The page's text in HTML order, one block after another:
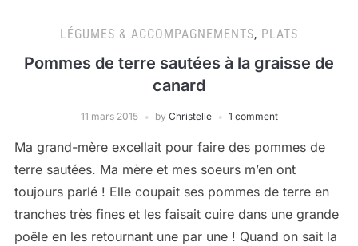
LÉGUMES & ACCOMPAGNEMENTS, PLATS
Pommes de terre sautées à la graisse de
canard
11 mars 2015 by Christelle 1 comment
Ma grand-mère excellait pour faire des pommes de
terre sautées. Ma mère et mes soeurs m’en ont
toujours parlé ! Elle coupait ses pommes de terre en
tranches très fines et les faisait cuire dans une grande
poêle en les retournant une par une ! Quand on sait la